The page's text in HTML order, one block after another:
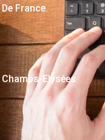
France.
Elysées